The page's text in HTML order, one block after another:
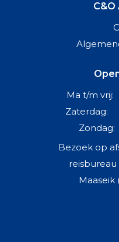
Ma t/m vrij:
Bezoek op
reisbureau
Maaseik